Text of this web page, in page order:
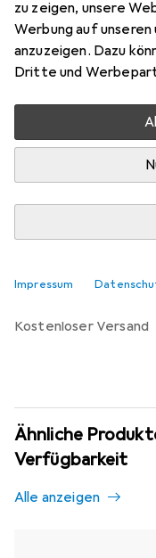
zu zeigen, unsere
Werbung auf
anzuzeigen. Dazu
Dritte und
Impressum
Nur 1 Stück an
Benachrichtigen,
Lieferort
Vergleichen
kostenloser Versand
Ähnliche
Verfügbarkeit
Alle anzeigen